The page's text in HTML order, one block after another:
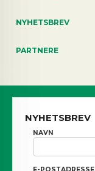
NYHETSBREV
PARTNERE
FRAKT
NYHETSBREV
NAVN